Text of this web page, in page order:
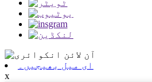
ای میل بھیجیں۔
x